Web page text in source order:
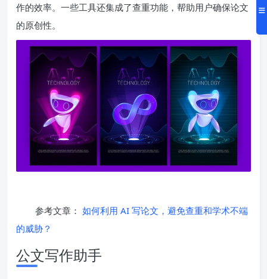
作的效率。一些工具还集成了查重功能，帮助用户确保论文
的原创性。
参考文章： 如何利用 AI 写论文，避免查重和学术不端
的威胁？
公文写作助手